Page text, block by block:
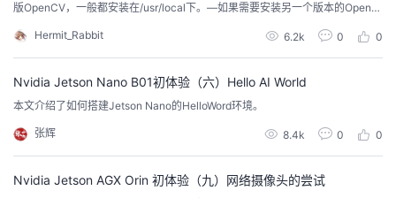
版OpenCV，一般都安装在/usr/local下。—如果需要安装另一个版本的OpenC
本。 step 1: 安装一些packagesudo apt-get -y install libopencv-dev buil...
Hermit_Rabbit 6.2k 0 0
Nvidia Jetson Nano B01初体验（六）Hello AI World
本文介绍了如何搭建Jetson Nano的HelloWord环境。
张辉 8.4k 0 0
Nvidia Jetson AGX Orin 初体验（九）网络摄像头的尝试